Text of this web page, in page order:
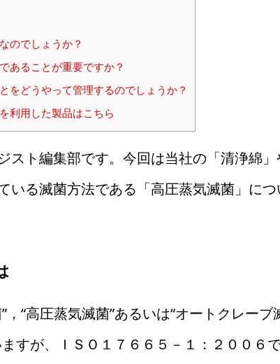
のでしょうか？
あることが重要ですか？
をどうやって管理するのでしょうか？
利用した製品はこちら
スト編集部です。今回は当社の「清浄綿」
いる滅菌方法である「高圧蒸気滅菌」に
，“高圧蒸気滅菌”あるいは“オートクレー
すが、ＩＳＯ１７６６５－１：２００６